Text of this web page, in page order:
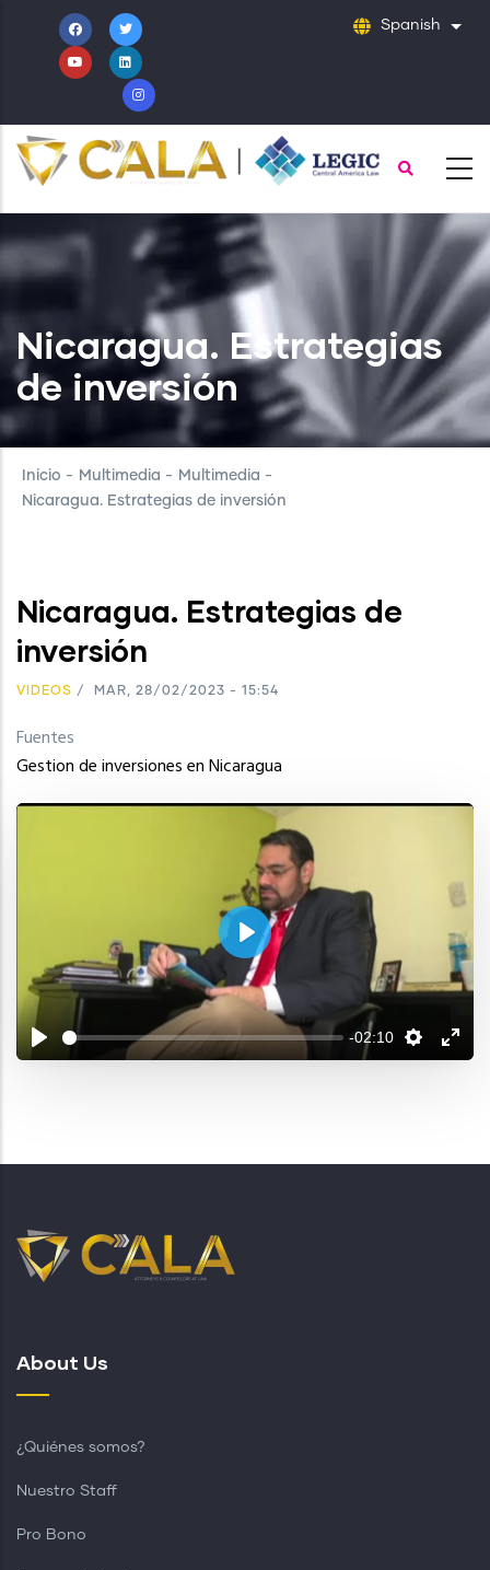
contenido
Spanish
Nicaragua. Estrategias
de inversión
Inicio - Multimedia - Multimedia -
Nicaragua. Estrategias de inversión
Nicaragua. Estrategias de
inversión
VIDEOS / MAR, 28/02/2023 - 15:54
Fuentes
Gestion de inversiones en Nicaragua
-02:10
Play
About Us
¿Quiénes somos?
Nuestro Staff
Pro Bono